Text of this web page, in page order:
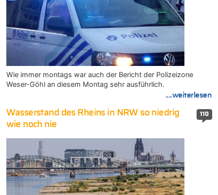
Wie immer montags war auch der Bericht der Polizeizone
Weser-Göhl an diesem Montag sehr ausführlich.
....weiterlesen
110
Wasserstand des Rheins in NRW so niedrig
wie noch nie